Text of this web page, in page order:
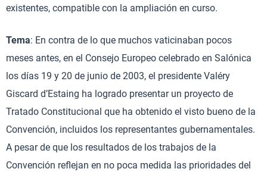
existentes, compatible con la ampliación en curso.
Tema: En contra de lo que muchos vaticinaban pocos
meses antes, en el Consejo Europeo celebrado en Salónica
los días 19 y 20 de junio de 2003, el presidente Valéry
Giscard d’Estaing ha logrado presentar un proyecto de
Tratado Constitucional que ha obtenido el visto bueno de la
Convención, incluidos los representantes gubernamentales.
A pesar de que los resultados de los trabajos de la
Convención reflejan en no poca medida las prioridades del